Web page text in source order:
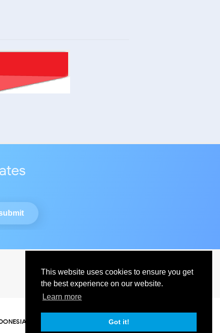
This website uses cookies to ensure you get
the best experience on our website.
Learn more
Got it!